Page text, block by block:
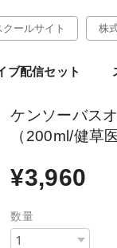
クールサイト 株
ブ配信セット
ケンソーバス
（200ml/健草
¥3,960
数量